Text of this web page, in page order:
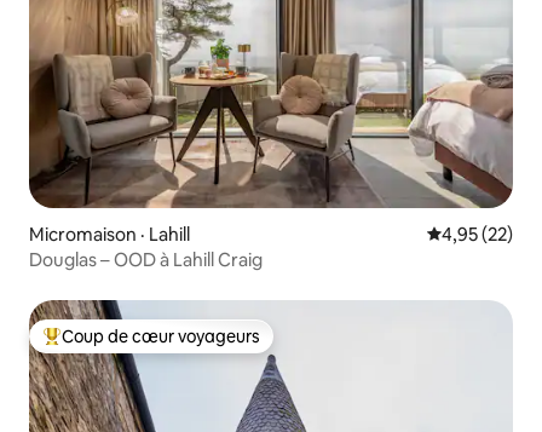
Micromaison · Lahill Note
4,95 (22)
Douglas – OOD à Lahill Craig
Coup de cœur voyageurs parmi les plus aimés
Coup de cœur voyageurs